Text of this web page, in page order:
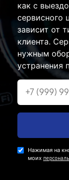
как с
сервисного
зависит от
клиента.
нужным
устранения
Нажимая на
моих